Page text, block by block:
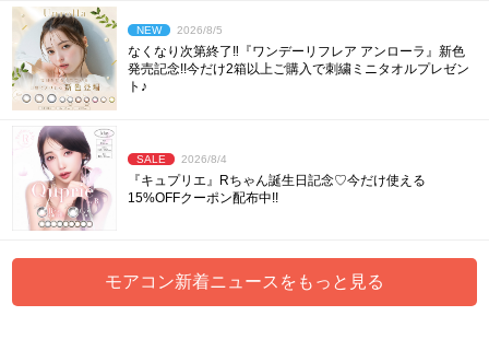
NEW 2026/8/5
なくなり次第終了‼︎『ワンデーリフレア アンローラ』新色
発売記念!!今だけ2箱以上ご購入で刺繍ミニタオルプレゼン
ト♪
SALE 2026/8/4
『キュプリエ』Rちゃん誕生日記念♡今だけ使える
15%OFFクーポン配布中!!
モアコン新着ニュースをもっと見る